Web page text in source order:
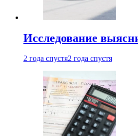
Исследование
2 года спустя2 года спустя